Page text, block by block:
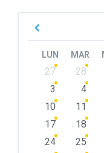
Previous
LUN MAR
Skip
calendar
27 28
3
4
10
11
17
18
24
25